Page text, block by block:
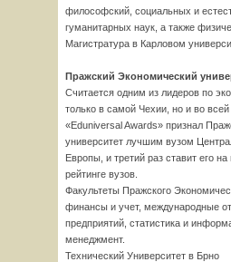
философский, социальных и
гуманитарных наук, а также
Магистратура в Карловом
Пражский Экономический
Считается одним из лидеров по
только в самой Чехии, но и во
«Eduniversal Awards» признал
университет лучшим вузом
Европы, и третий раз ставит его
рейтинге вузов.
Факультеты Пражского
финансы и учет, международные
предприятий, статистика и
менеджмент.
Технический Университет в Брно